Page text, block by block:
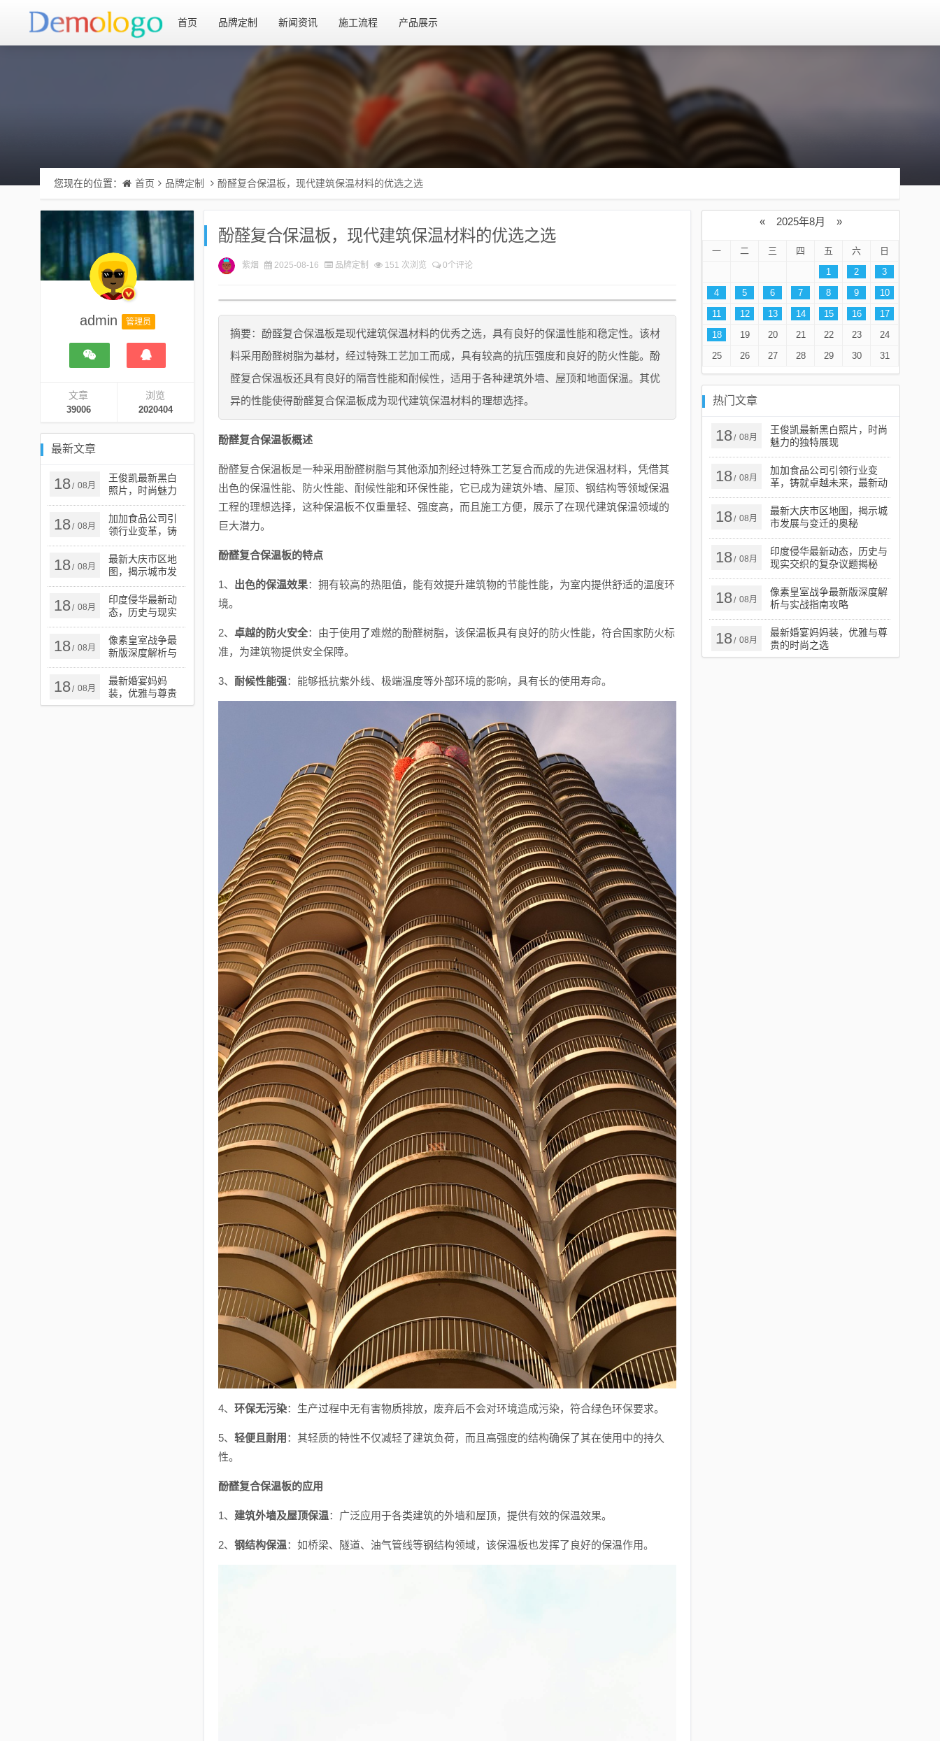
首页 品牌定制 新闻资讯 施工流程 产品展示
您现在的位置： 首页 品牌定制 酚醛复合保温板，现代建筑保温材料的优选之选
admin 管理员
文章
39006
浏览
2020404
最新文章
18/ 08月
王俊凯最新黑白
照片，时尚魅力
的独特展现
18/ 08月
加加食品公司引
领行业变革，铸
就卓越未来，最
新动态揭秘公司
进展
18/ 08月
最新大庆市区地
图，揭示城市发
展与变迁的奥秘
18/ 08月
印度侵华最新动
态，历史与现实
交织的复杂议题
揭秘
18/ 08月
像素皇室战争最
新版深度解析与
实战指南攻略
18/ 08月
最新婚宴妈妈
装，优雅与尊贵
的时尚之选
酚醛复合保温板，现代建筑保温材料的优选之选
紫烟 2025-08-16 品牌定制 151 次浏览 0个评论
摘要：酚醛复合保温板是现代建筑保温材料的优秀之选，具有良好的保温性能和稳定性。该材
料采用酚醛树脂为基材，经过特殊工艺加工而成，具有较高的抗压强度和良好的防火性能。酚
醛复合保温板还具有良好的隔音性能和耐候性，适用于各种建筑外墙、屋顶和地面保温。其优
异的性能使得酚醛复合保温板成为现代建筑保温材料的理想选择。
酚醛复合保温板概述
酚醛复合保温板是一种采用酚醛树脂与其他添加剂经过特殊工艺复合而成的先进保温材料，凭借其
出色的保温性能、防火性能、耐候性能和环保性能，它已成为建筑外墙、屋顶、钢结构等领域保温
工程的理想选择，这种保温板不仅重量轻、强度高，而且施工方便，展示了在现代建筑保温领域的
巨大潜力。
酚醛复合保温板的特点
1、 出色的保温效果：拥有较高的热阻值，能有效提升建筑物的节能性能，为室内提供舒适的温度环
境。
2、 卓越的防火安全：由于使用了难燃的酚醛树脂，该保温板具有良好的防火性能，符合国家防火标
准，为建筑物提供安全保障。
3、 耐候性能强：能够抵抗紫外线、极端温度等外部环境的影响，具有长的使用寿命。
4、 环保无污染：生产过程中无有害物质排放，废弃后不会对环境造成污染，符合绿色环保要求。
5、 轻便且耐用 ：其轻质的特性不仅减轻了建筑负荷，而且高强度的结构确保了其在使用中的持久
性。
酚醛复合保温板的应用
1、 建筑外墙及屋顶保温：广泛应用于各类建筑的外墙和屋顶，提供有效的保温效果。
2、 钢结构保温：如桥梁、隧道、油气管线等钢结构领域，该保温板也发挥了良好的保温作用。
« 2025年8月 »
一 二 三 四 五 六
日
1
2
3
4
5 6 7 8 9
10
11
12 13 14 15 16
17
18
19 20 21 22 23
24
25
26 27 28 29 30 31
热门文章
18/ 08月
王俊凯最新黑白照片，时尚
魅力的独特展现
18/ 08月
加加食品公司引领行业变
革，铸就卓越未来，最新动
态揭秘公司进展
18/ 08月
最新大庆市区地图，揭示城
市发展与变迁的奥秘
18/ 08月
印度侵华最新动态，历史与
现实交织的复杂议题揭秘
18/ 08月
像素皇室战争最新版深度解
析与实战指南攻略
18/ 08月
最新婚宴妈妈装，优雅与尊
贵的时尚之选